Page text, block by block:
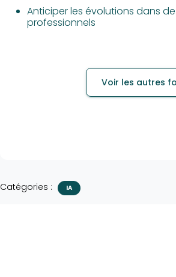
Anticiper les évolutions dans
professionnels
Voir les autres
Catégories : IA